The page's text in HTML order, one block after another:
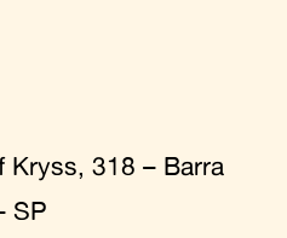
Kryss, 318 – Barra
SP